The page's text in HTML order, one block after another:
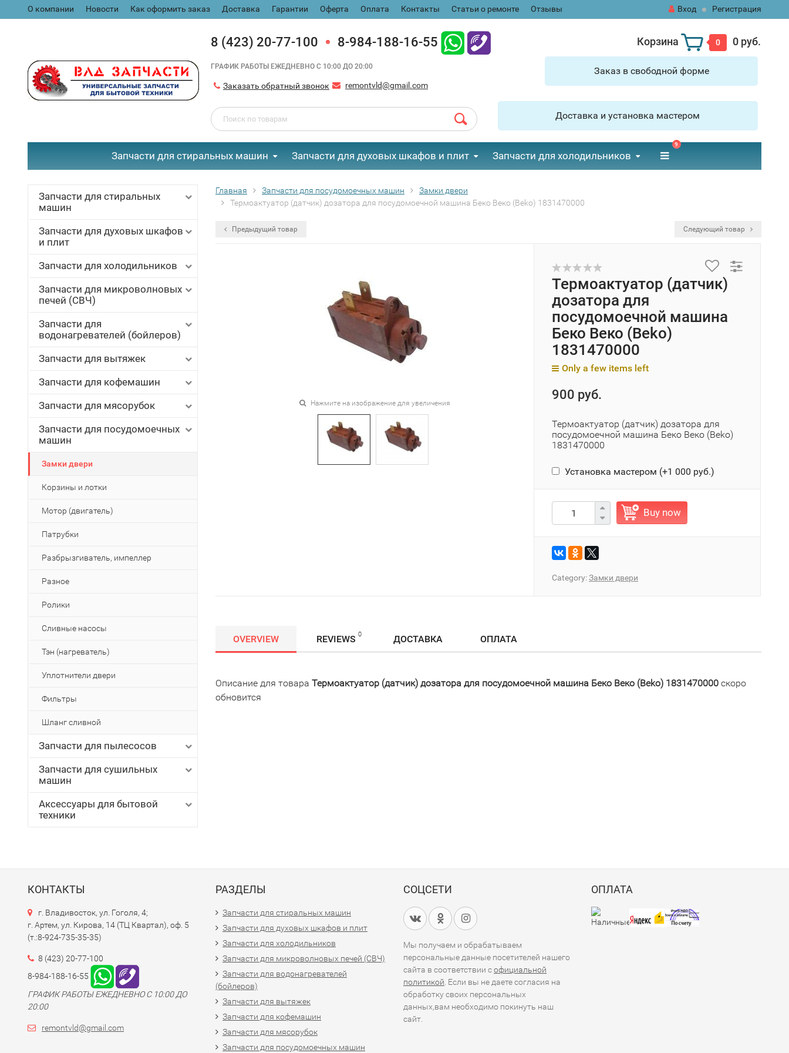
О компании Новости Как оформить заказ Доставка Гарантии Оферта Оплата Контакты Статьи о ремонте Отзывы Вход Регистрация
8 (423) 20-77-100 8-984-188-16-55
ГРАФИК РАБОТЫ ЕЖЕДНЕВНО С 10:00 ДО 20:00
Заказать обратный звонок remontvld@gmail.com
Корзина 0 0 руб.
Заказ в свободной форме
Доставка и установка мастером
Запчасти для стиральных машин Запчасти для духовых шкафов и плит Запчасти для холодильников
9
Запчасти для стиральных
машин
Запчасти для духовых шкафов
и плит
Запчасти для холодильников
Запчасти для микроволновых
печей (СВЧ)
Запчасти для
водонагревателей (бойлеров)
Запчасти для вытяжек
Запчасти для кофемашин
Запчасти для мясорубок
Запчасти для посудомоечных
машин
Замки двери
Корзины и лотки
Мотор (двигатель)
Патрубки
Разбрызгиватель, импеллер
Разное
Ролики
Сливные насосы
Тэн (нагреватель)
Уплотнители двери
Фильтры
Шланг сливной
Запчасти для пылесосов
Запчасти для сушильных
машин
Аксессуары для бытовой
техники
Главная Запчасти для посудомоечных машин
Замки двери
Термоактуатор (датчик) дозатора для посудомоечной машина Беко Веко (Beko) 1831470000
Предыдущий товар Следующий товар
Нажмите на изображение для увеличения
Термоактуатор (датчик)
дозатора для
посудомоечной машина
Беко Веко (Beko)
1831470000
Only a few items left
900 руб.
Термоактуатор (датчик) дозатора для
посудомоечной машина Беко Веко (Beko)
1831470000
Установка мастером (+1 000 руб.)
Buy now
Category:Замки двери
OVERVIEW REVIEWS 0 ДОСТАВКА ОПЛАТА
Описание для товара Термоактуатор (датчик) дозатора для посудомоечной машина Беко Веко (Beko) 1831470000 скоро
обновится
КОНТАКТЫ
г. Владивосток, ул. Гоголя, 4;
г. Артем, ул. Кирова, 14 (ТЦ Квартал), оф. 5
(т.:8-924-735-35-35)
8 (423) 20-77-100
8-984-188-16-55
ГРАФИК РАБОТЫ ЕЖЕДНЕВНО С 10:00 ДО
20:00
remontvld@gmail.com
РАЗДЕЛЫ
Запчасти для стиральных машин
Запчасти для духовых шкафов и плит
Запчасти для холодильников
Запчасти для микроволновых печей (СВЧ)
Запчасти для водонагревателей
(бойлеров)
Запчасти для вытяжек
Запчасти для кофемашин
Запчасти для мясорубок
Запчасти для посудомоечных машин
СОЦСЕТИ
Мы получаем и обрабатываем
персональные данные посетителей нашего
сайта в соответствии софициальной
политикой . Если вы не даете согласия на
обработку своих персональных
данных,вам необходимо покинуть наш
сайт.
ОПЛАТА